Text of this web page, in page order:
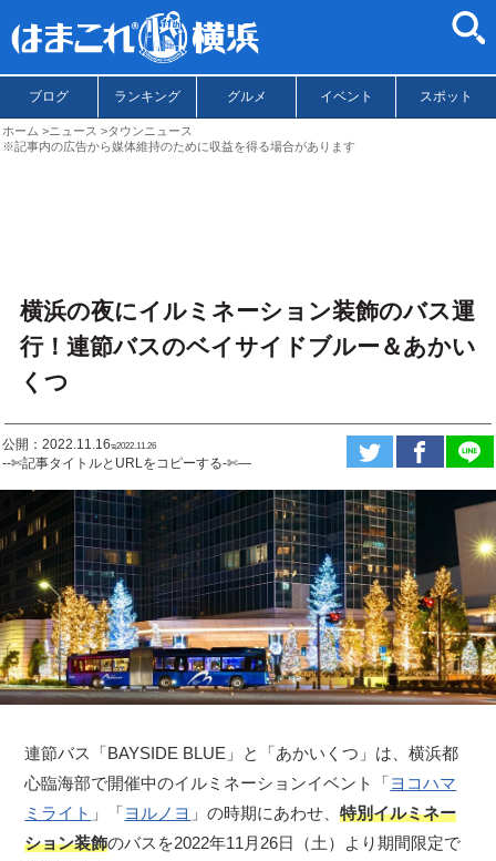
ブログ ランキング グルメ イベント スポット
ホーム ニュース
タウンニュース
※記事内の広告から媒体維持のために収益を得る場合があります
横浜の夜にイルミネーション装飾のバス運
行！連節バスのベイサイドブルー＆あかい
くつ
公開：2022.11.16ಇ2022.11.26
--✄記事タイトルとURLをコピーする-✄—
連節バス「BAYSIDE BLUE」と「あかいくつ」は、横浜都
心臨海部で開催中のイルミネーションイベント「ヨコハマ
ミライト 」「ヨルノヨ 」の時期にあわせ、特別イルミネー
ション装飾のバスを2022年11月26日（土）より期間限定で